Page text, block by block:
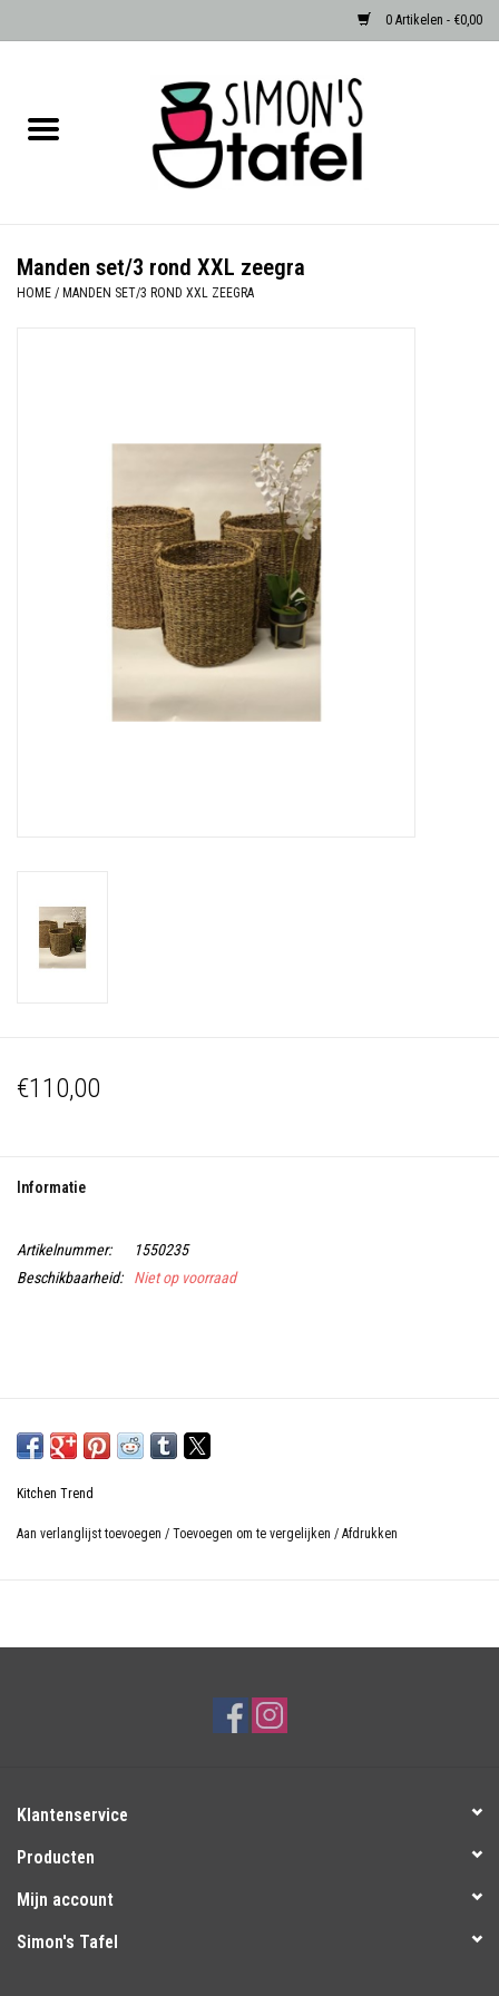
0 Artikelen - €0,00
Albast waxinehouders van Zenza
Over Simon's Tafel
Cadeaubonnen
Manden set/3 rond XXL zeegra
HOME / MANDEN SET/3 ROND XXL ZEEGRA
€110,00
Informatie
Artikelnummer:
1550235
Beschikbaarheid:
Niet op voorraad
Kitchen Trend
Aan verlanglijst toevoegen / Toevoegen om te vergelijken / Afdrukken
Klantenservice
Producten
Mijn account
Simon's Tafel